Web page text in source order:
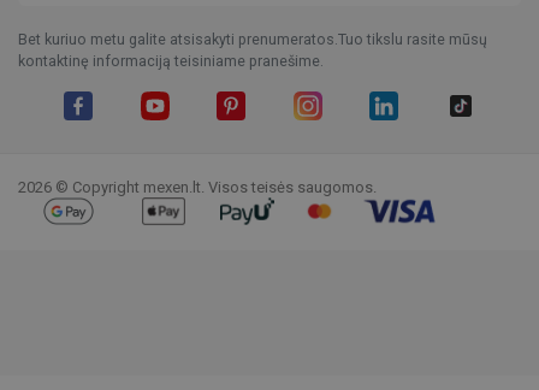
Bet kuriuo metu galite atsisakyti prenumeratos.Tuo tikslu rasite mūsų
kontaktinę informaciją teisiniame pranešime.
2026 © Copyright mexen.lt. Visos teisės saugomos.